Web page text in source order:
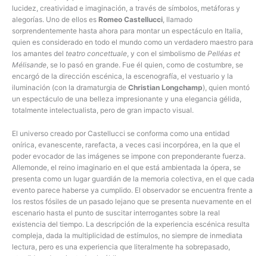
lucidez, creatividad e imaginación, a través de símbolos, metáforas y
alegorías. Uno de ellos es Romeo Castellucci, llamado
sorprendentemente hasta ahora para montar un espectáculo en Italia,
quien es considerado en todo el mundo como un verdadero maestro para
los amantes del teatro concettuale, y con el simbolismo de Pelléas et
Mélisande, se lo pasó en grande. Fue él quien, como de costumbre, se
encargó de la dirección escénica, la escenografía, el vestuario y la
iluminación (con la dramaturgia de Christian Longchamp), quien montó
un espectáculo de una belleza impresionante y una elegancia gélida,
totalmente intelectualista, pero de gran impacto visual.
El universo creado por Castellucci se conforma como una entidad
onírica, evanescente, rarefacta, a veces casi incorpórea, en la que el
poder evocador de las imágenes se impone con preponderante fuerza.
Allemonde, el reino imaginario en el que está ambientada la ópera, se
presenta como un lugar guardián de la memoria colectiva, en el que cada
evento parece haberse ya cumplido. El observador se encuentra frente a
los restos fósiles de un pasado lejano que se presenta nuevamente en el
escenario hasta el punto de suscitar interrogantes sobre la real
existencia del tiempo. La descripción de la experiencia escénica resulta
compleja, dada la multiplicidad de estímulos, no siempre de inmediata
lectura, pero es una experiencia que literalmente ha sobrepasado,